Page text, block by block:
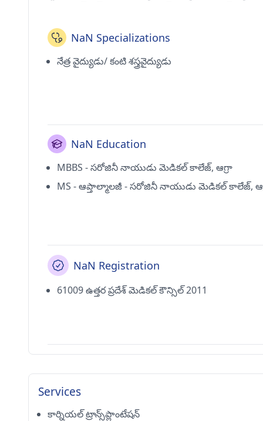
NaN Specializations
నేత్ర వైద్యుడు/ కంటి శస్త్రవైద్యుడు
NaN Education
MBBS - సరోజినీ నాయుడు మెడికల్ కాలేజ్, ఆగ్రా
MS - ఆప్తాల్మాలజీ - సరోజినీ నాయుడు మెడికల్ కాలేజ్,
NaN Registration
61009 ఉత్తర ప్రదేశ్ మెడికల్ కౌన్సిల్ 2011
Services
కార్నియల్ ట్రాన్స్‌ప్లాంటేషన్